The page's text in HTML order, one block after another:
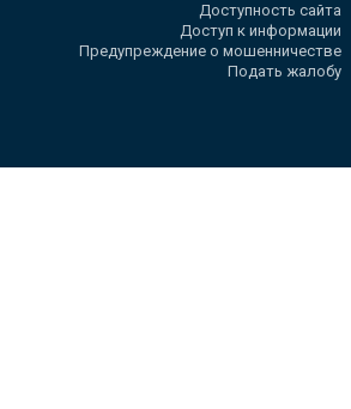
Доступность сайта
Доступ к информации
Предупреждение о мошенничестве
Подать жалобу